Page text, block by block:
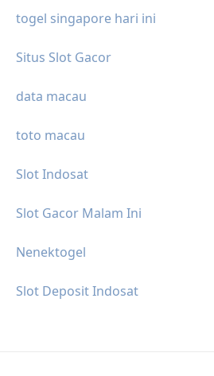
togel singapore hari ini
Situs Slot Gacor
data macau
toto macau
Slot Indosat
Slot Gacor Malam Ini
Nenektogel
Slot Deposit Indosat